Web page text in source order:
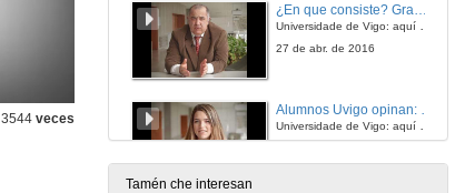
3544 veces
¿En que consiste? Grao en Educación Infantil e Grao en Educación Primaria
Universidade de Vigo: aquí todo é posible
27 de abr. de 2016
Universidade de Vigo: aquí todo é posible
Tamén che interesan